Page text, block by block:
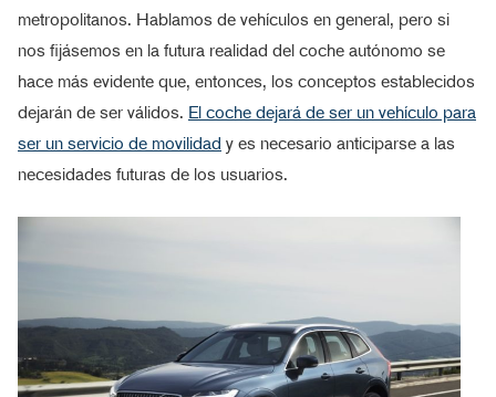
metropolitanos. Hablamos de vehículos en general, pero si
nos fijásemos en la futura realidad del coche autónomo se
hace más evidente que, entonces, los conceptos establecidos
dejarán de ser válidos. El coche dejará de ser un vehículo para
ser un servicio de movilidad y es necesario anticiparse a las
necesidades futuras de los usuarios.